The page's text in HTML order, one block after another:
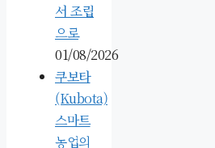
서 조립
으로
01/08/2026
쿠보타
(Kubota)
스마트
농업의